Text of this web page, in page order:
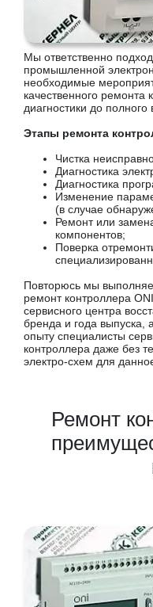
Мы ответственно
промышленной
необходимые
качественного ремонта
диагностики до полного
Этапы ремонта
Чистка
Диагностика
Диагностика
Изменение
(в случае
Ремонт или
компонентов;
Поверка
Повторюсь мы
ремонт контроллера
сервисного центра
бренда и года выпуска,
опыту специалисты
контроллера даже без
электро-схем для
Ремонт